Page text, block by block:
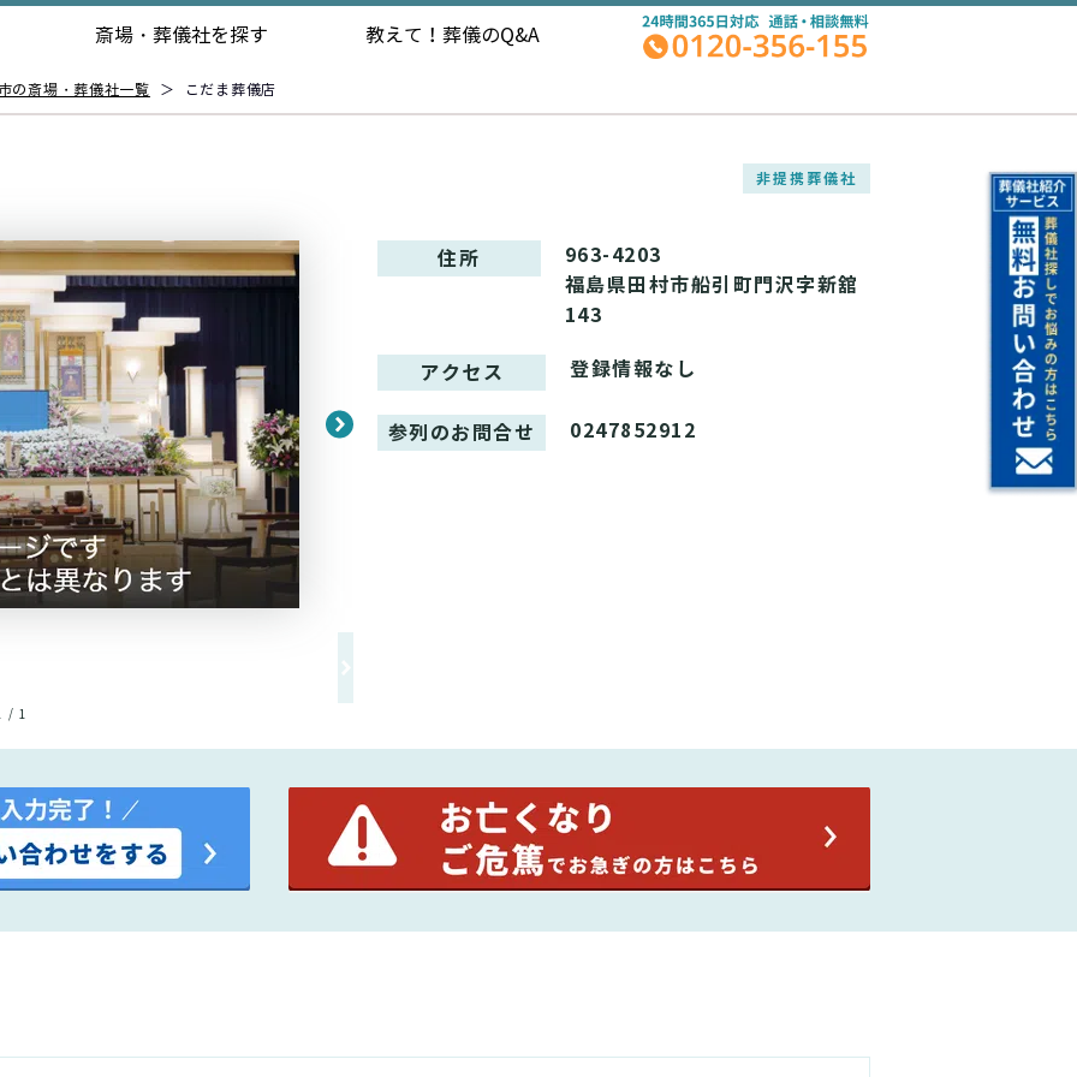
斎場・葬儀社を探す 教えて！ 葬儀のQ&A
の斎場・葬儀社一覧 ＞ こだま葬儀店
非提携葬儀社
/ 1
住所
963-4203
福島県田村市船引町門沢字新舘
143
アクセス 登録情報なし
参列のお問合せ 0247852912